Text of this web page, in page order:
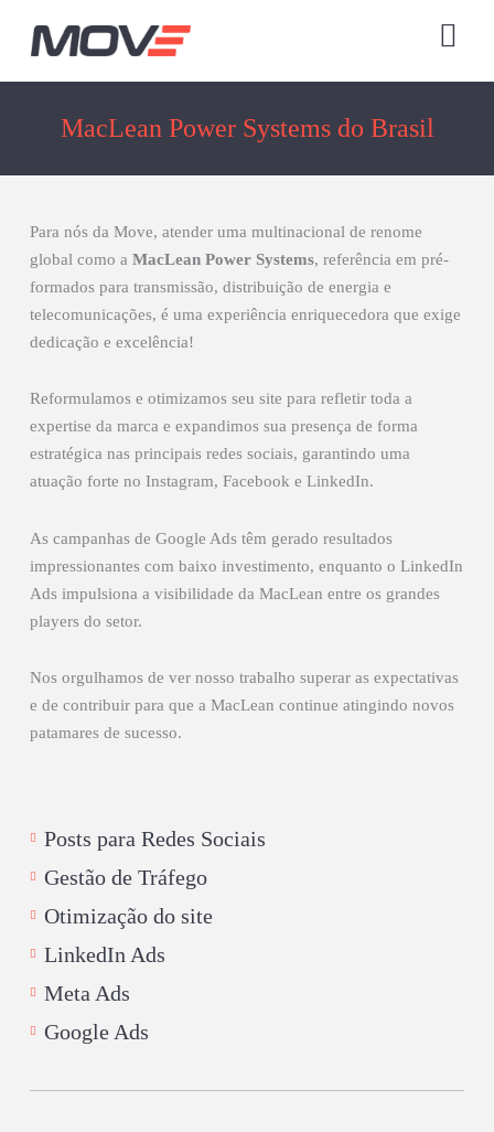
MacLean Power Systems do Brasil
Posts para Redes Sociais
Gestão de Tráfego
Otimização do site
LinkedIn Ads
Meta Ads
Google Ads
Para nós da Move, atender uma multinacional de renome
global como a MacLean Power Systems, referência em pré-
formados para transmissão, distribuição de energia e
telecomunicações, é uma experiência enriquecedora que exige
dedicação e excelência!
Reformulamos e otimizamos seu site para refletir toda a
expertise da marca e expandimos sua presença de forma
estratégica nas principais redes sociais, garantindo uma
atuação forte no Instagram, Facebook e LinkedIn.
As campanhas de Google Ads têm gerado resultados
impressionantes com baixo investimento, enquanto o LinkedIn
Ads impulsiona a visibilidade da MacLean entre os grandes
players do setor.
Nos orgulhamos de ver nosso trabalho superar as expectativas
e de contribuir para que a MacLean continue atingindo novos
patamares de sucesso.